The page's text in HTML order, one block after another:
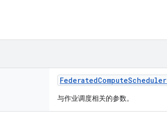
FederatedComputeScheduler
与作业调度相关的参数。